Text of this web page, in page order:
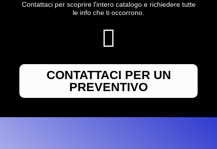
Contattaci per scoprire l'intero catalogo e richiedere tutte
le info che ti occorrono.
CONTATTACI PER UN
PREVENTIVO